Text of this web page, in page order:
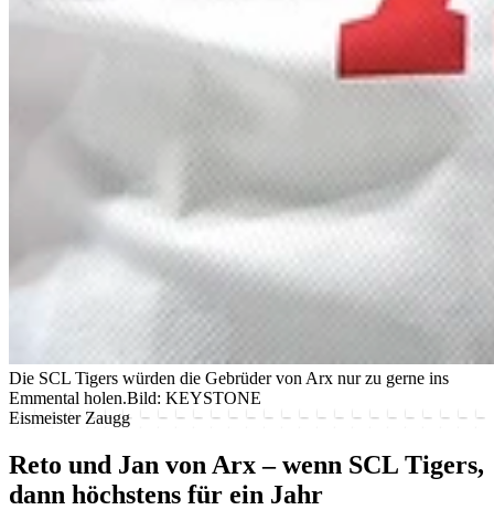
Die SCL Tigers würden die Gebrüder von Arx nur zu gerne ins
Emmental holen.Bild: KEYSTONE
Eismeister Zaugg
Reto und Jan von Arx – wenn SCL Tigers,
dann höchstens für ein Jahr